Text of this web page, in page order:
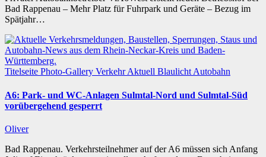
Bad Rappenau – Mehr Platz für Fuhrpark und Geräte – Bezug im
Spätjahr…
Titelseite Photo-Gallery VerkehrAktuell BlaulichtAutobahn
A6: Park- und WC-Anlagen Sulmtal-Nord und Sulmtal-Süd
vorübergehend gesperrt
Oliver
Bad Rappenau. Verkehrsteilnehmer auf der A6 müssen sich Anfang